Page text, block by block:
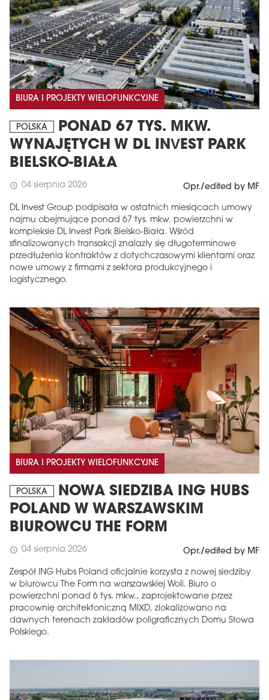
BIURA I PROJEKTY WIELOFUNKCYJNE
POLSKA
PONAD 67 TYS. MKW.
WYNAJĘTYCH W DL INVEST PARK
BIELSKO-BIAŁA
schedule 04 sierpnia 2026 Opr./edited by MF
DL Invest Group podpisała w ostatnich miesiącach umowy
najmu obejmujące ponad 67 tys. mkw. powierzchni w
kompleksie DL Invest Park Bielsko-Biała. Wśród
sfinalizowanych transakcji znalazły się długoterminowe
przedłużenia kontraktów z dotychczasowymi klientami oraz
nowe umowy z firmami z sektora produkcyjnego i
logistycznego.
BIURA I PROJEKTY WIELOFUNKCYJNE
POLSKA
NOWA SIEDZIBA ING HUBS
POLAND W WARSZAWSKIM
BIUROWCU THE FORM
schedule 04 sierpnia 2026 Opr./edited by MF
Zespół ING Hubs Poland oficjalnie korzysta z nowej siedziby
w biurowcu The Form na warszawskiej Woli. Biuro o
powierzchni ponad 6 tys. mkw., zaprojektowane przez
pracownię architektoniczną MIXD, zlokalizowano na
dawnych terenach zakładów poligraficznych Domu Słowa
Polskiego.